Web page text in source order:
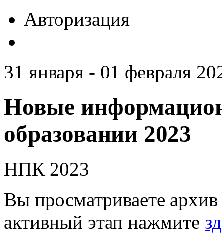
Авторизация
31 января - 01 февраля
Новые
образовании 2023
НПК 2023
Вы просматриваете
активный этап нажмите